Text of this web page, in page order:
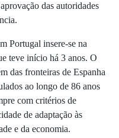
das autoridades
Portugal insere-se na
teve início há 3 anos. O
das fronteiras de Espanha
ao longo de 86 anos
com critérios de
de adaptação às
e da economia.